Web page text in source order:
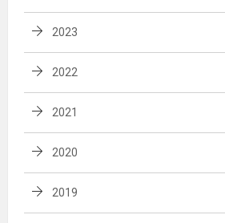
2023
2022
2021
2020
2019